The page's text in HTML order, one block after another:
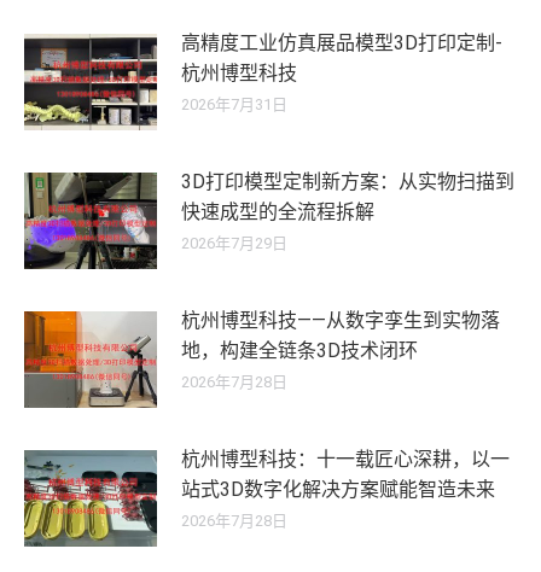
高精度工业仿真展品模型3D打印定制-
杭州博型科技
2026年7月31日
3D打印模型定制新方案：从实物扫描到
快速成型的全流程拆解
2026年7月29日
杭州博型科技——从数字孪生到实物落
地，构建全链条3D技术闭环
2026年7月28日
杭州博型科技：十一载匠心深耕，以一
站式3D数字化解决方案赋能智造未来
2026年7月28日